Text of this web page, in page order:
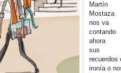
Martín
Mostaza
nos va
contando
ahora
sus
recuerdos
ironía o